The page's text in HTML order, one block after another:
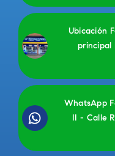
Ubicación
principal
WhatsApp
II - Calle